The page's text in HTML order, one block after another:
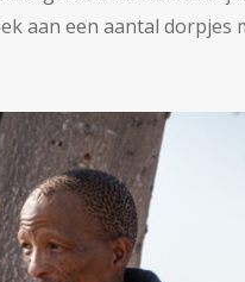
aan een aantal dorpjes